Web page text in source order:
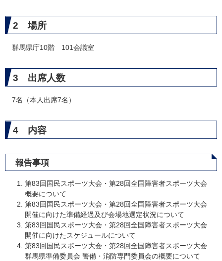
2 場所
群馬県庁10階 101会議室
3 出席人数
7名（本人出席7名）
4 内容
報告事項
第83回国民スポーツ大会・第28回全国障害者スポーツ大会
概要について
第83回国民スポーツ大会・第28回全国障害者スポーツ大会
開催に向けた準備経過及び会場地選定状況について
第83回国民スポーツ大会・第28回全国障害者スポーツ大会
開催に向けたスケジュールについて
第83回国民スポーツ大会・第28回全国障害者スポーツ大会
群馬県準備委員会 警備・消防専門委員会の概要について